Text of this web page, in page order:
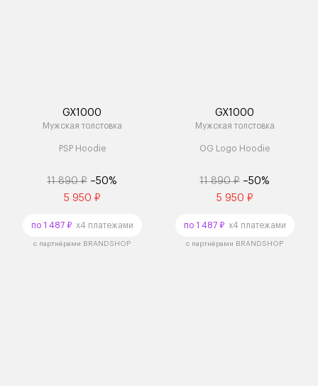
GX1000
Мужская толстовка
PSP Hoodie
11 890 ₽ –50%
5 950 ₽
по 1 487 ₽x4 платежами
с партнёрами BRANDSHOP
GX1000
Мужская толстовка
OG Logo Hoodie
11 890 ₽ –50%
5 950 ₽
по 1 487 ₽x4 платежами
с партнёрами BRANDSHOP